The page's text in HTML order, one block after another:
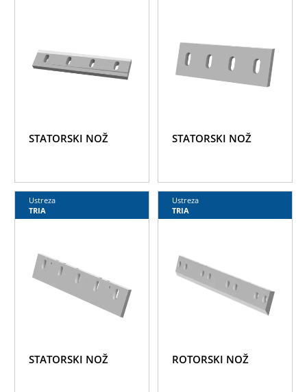
STATORSKI NOŽ STATORSKI NOŽ
Ustreza
TRIA
STATORSKI NOŽ
Ustreza
TRIA
ROTORSKI NOŽ